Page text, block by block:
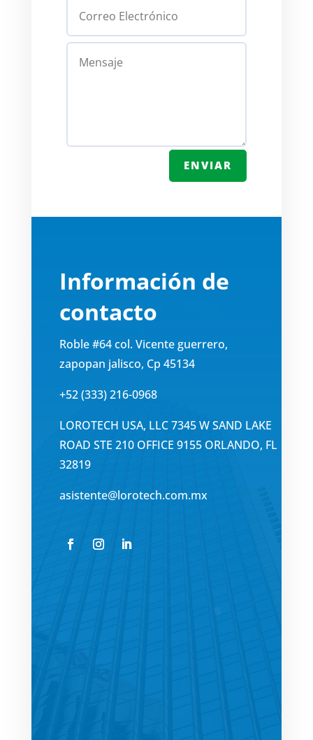
ENVIAR
Información de
contacto
Roble #64 col. Vicente guerrero,
zapopan jalisco, Cp 45134
+52 (333) 216-0968
LOROTECH USA, LLC 7345 W SAND LAKE
ROAD STE 210 OFFICE 9155 ORLANDO, FL
32819
asistente@lorotech.com.mx